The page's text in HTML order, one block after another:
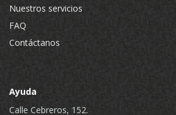
Nuestros servicios
FAQ
Contáctanos
Ayuda
Calle Cebreros, 152.